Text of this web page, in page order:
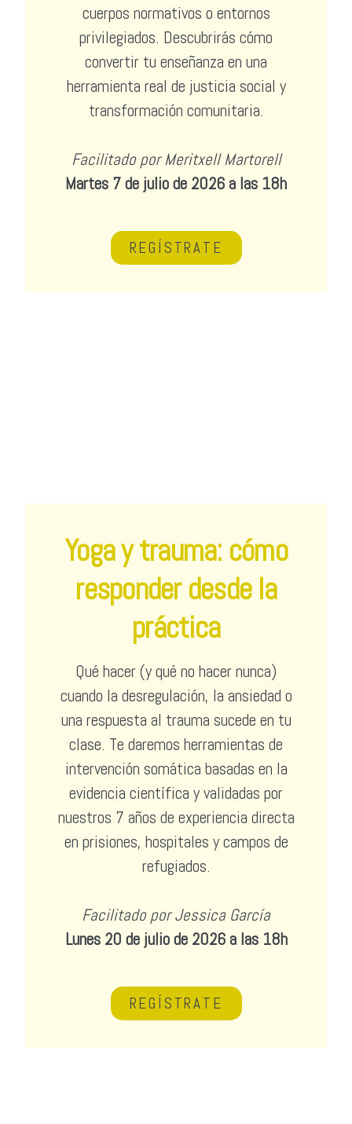
cuerpos normativos o entornos
privilegiados. Descubrirás cómo
convertir tu enseñanza en una
herramienta real de justicia social y
transformación comunitaria.
Facilitado por Meritxell Martorell
Martes 7 de julio de 2026 a las 18h
REGÍSTRATE
Yoga y trauma: cómo
responder desde la
práctica
Qué hacer (y qué no hacer nunca)
cuando la desregulación, la ansiedad o
una respuesta al trauma sucede en tu
clase. Te daremos herramientas de
intervención somática basadas en la
evidencia científica y validadas por
nuestros 7 años de experiencia directa
en prisiones, hospitales y campos de
refugiados.
Facilitado por Jessica García
Lunes 20 de julio de 2026 a las 18h
REGÍSTRATE